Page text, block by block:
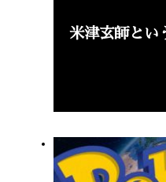
米津玄師とい